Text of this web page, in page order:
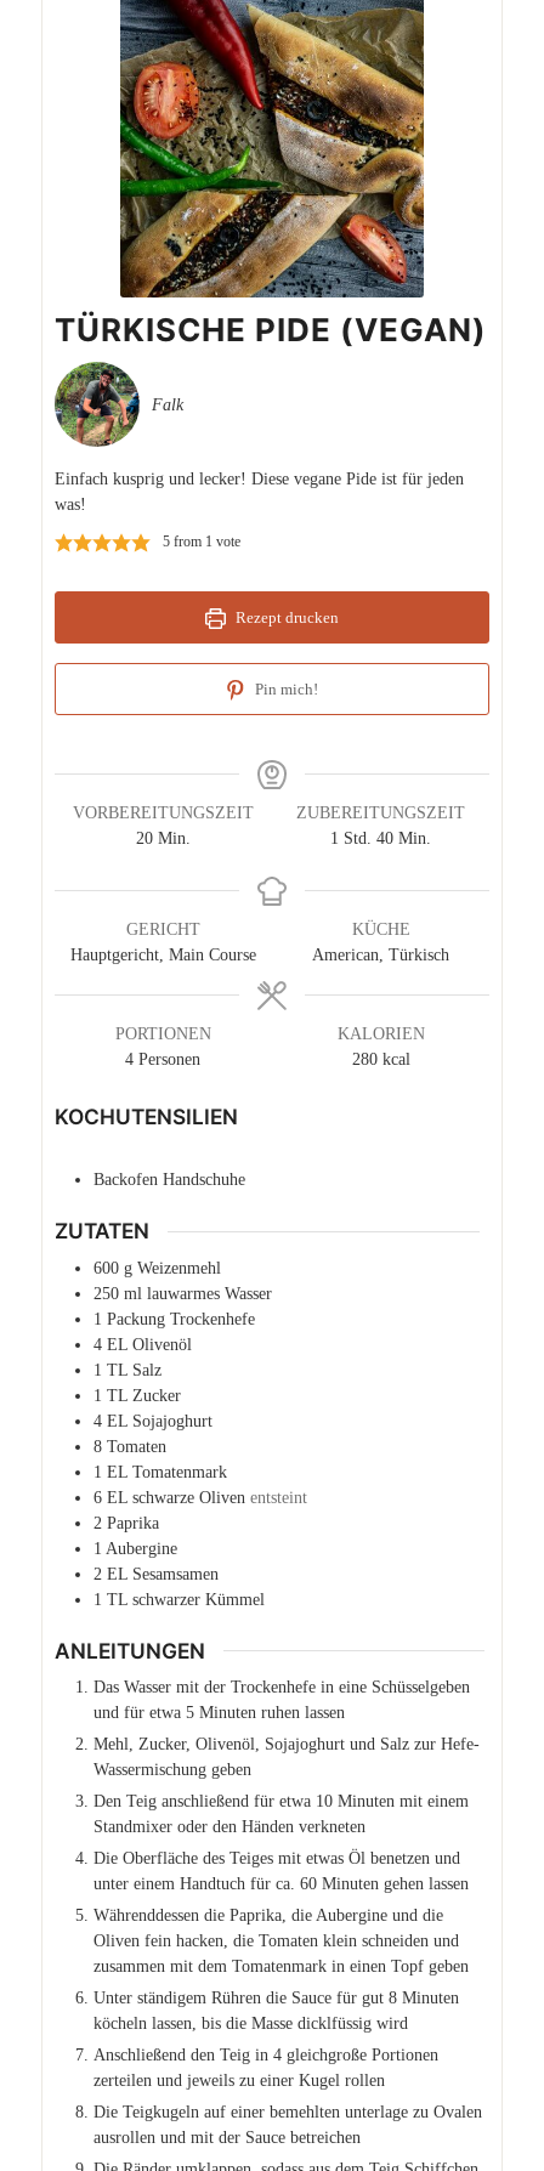
TÜRKISCHE PIDE (VEGAN)
Falk
Einfach kusprig und lecker! Diese vegane Pide ist für jeden
was!
5from 1 vote
Rezept drucken
Pin mich!
VORBEREITUNGSZEIT
20Minuten
Min.
ZUBEREITUNGSZEIT
1 Stunde
Std. 40Minuten
Min.
GERICHT
Hauptgericht, Main Course
KÜCHE
American, Türkisch
PORTIONEN
4 Personen
KALORIEN
280 kcal
KOCHUTENSILIEN
Backofen Handschuhe
ZUTATEN
600 g Weizenmehl
250 ml lauwarmes Wasser
1 Packung Trockenhefe
4 EL Olivenöl
1 TL Salz
1 TL Zucker
4 EL Sojajoghurt
8 Tomaten
1 EL Tomatenmark
6 EL schwarze Oliven entsteint
2 Paprika
1 Aubergine
2 EL Sesamsamen
1 TL schwarzer Kümmel
ANLEITUNGEN
Das Wasser mit der Trockenhefe in eine Schüsselgeben
und für etwa 5 Minuten ruhen lassen
Mehl, Zucker, Olivenöl, Sojajoghurt und Salz zur Hefe-
Wassermischung geben
Den Teig anschließend für etwa 10 Minuten mit einem
Standmixer oder den Händen verkneten
Die Oberfläche des Teiges mit etwas Öl benetzen und
unter einem Handtuch für ca. 60 Minuten gehen lassen
Währenddessen die Paprika, die Aubergine und die
Oliven fein hacken, die Tomaten klein schneiden und
zusammen mit dem Tomatenmark in einen Topf geben
Unter ständigem Rühren die Sauce für gut 8 Minuten
köcheln lassen, bis die Masse dicklfüssig wird
Anschließend den Teig in 4 gleichgroße Portionen
zerteilen und jeweils zu einer Kugel rollen
Die Teigkugeln auf einer bemehlten unterlage zu Ovalen
ausrollen und mit der Sauce betreichen